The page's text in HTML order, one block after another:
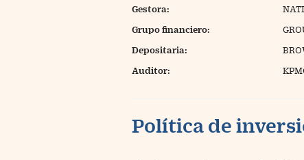
Gestora:
Grupo financiero:
Depositaria:
Auditor:
Política de